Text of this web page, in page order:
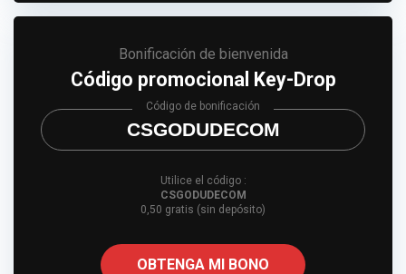
Bonificación de bienvenida
Código promocional Key-Drop
CSGODUDECOM
Código de bonificación
Utilice el código :
CSGODUDECOM
0,50 gratis (sin depósito)
OBTENGA MI BONO